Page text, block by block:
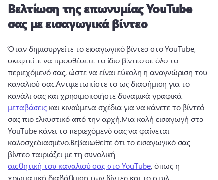
Βελτίωση της επωνυμίας YouTube
σας με εισαγωγικά βίντεο
Όταν δημιουργείτε το εισαγωγικό βίντεο στο YouTube,
σκεφτείτε να προσθέσετε το ίδιο βίντεο σε όλο το
περιεχόμενό σας, ώστε να είναι εύκολη η αναγνώριση του
καναλιού σας.Αντιμετωπίστε το ως διαφήμιση για το
κανάλι σας και χρησιμοποιήστε δυναμικά γραφικά,
μεταβάσεις και κινούμενα σχέδια για να κάνετε το βίντεό
σας πιο ελκυστικό από την αρχή.Μια καλή εισαγωγή στο
YouTube κάνει το περιεχόμενό σας να φαίνεται
καλοσχεδιασμένο.Βεβαιωθείτε ότι το εισαγωγικό σας
βίντεο ταιριάζει με τη συνολική
αισθητική του καναλιού σας στο YouTube, όπως η
χρωματική διαβάθμιση των βίντεο και το στυλ